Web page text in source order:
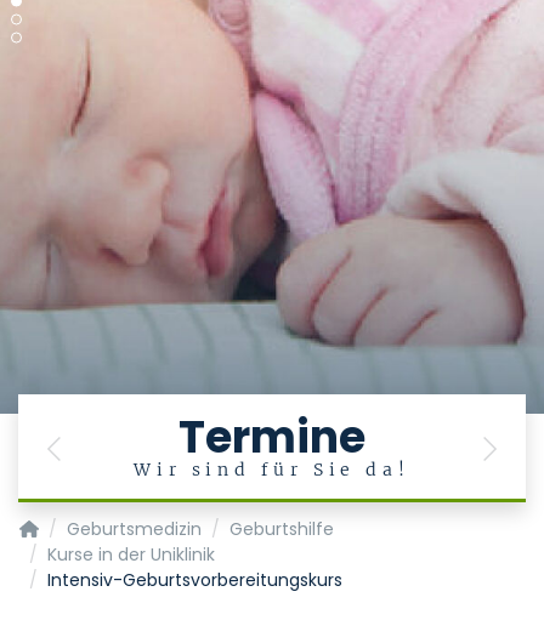
Termine
Wir sind für Sie da!
Previous Next
Klinik für Gynäkologie und Geburtsmedizin
Geburtsmedizin
Geburtshilfe
Kurse in der Uniklinik
Intensiv-Geburtsvorbereitungskurs